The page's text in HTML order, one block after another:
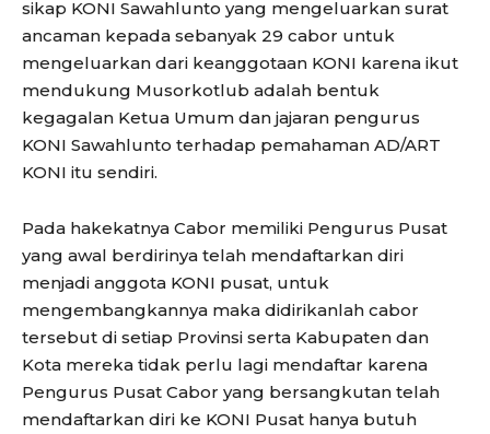
sikap KONI Sawahlunto yang mengeluarkan surat
ancaman kepada sebanyak 29 cabor untuk
mengeluarkan dari keanggotaan KONI karena ikut
mendukung Musorkotlub adalah bentuk
kegagalan Ketua Umum dan jajaran pengurus
KONI Sawahlunto terhadap pemahaman AD/ART
KONI itu sendiri.
Pada hakekatnya Cabor memiliki Pengurus Pusat
yang awal berdirinya telah mendaftarkan diri
menjadi anggota KONI pusat, untuk
mengembangkannya maka didirikanlah cabor
tersebut di setiap Provinsi serta Kabupaten dan
Kota mereka tidak perlu lagi mendaftar karena
Pengurus Pusat Cabor yang bersangkutan telah
mendaftarkan diri ke KONI Pusat hanya butuh